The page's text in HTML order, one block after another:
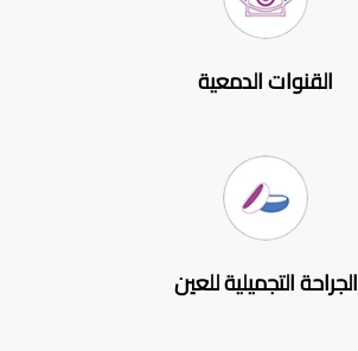
القنوات الدمعية
الجراحة التجميلية للعين